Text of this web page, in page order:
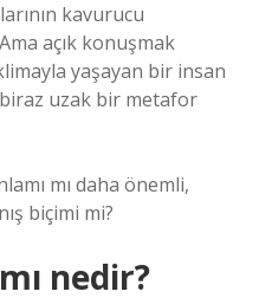
kavurucu
açık konuşmak
yaşayan bir insan
uzak bir metafor
mı daha önemli,
biçimi mi?
nedir?